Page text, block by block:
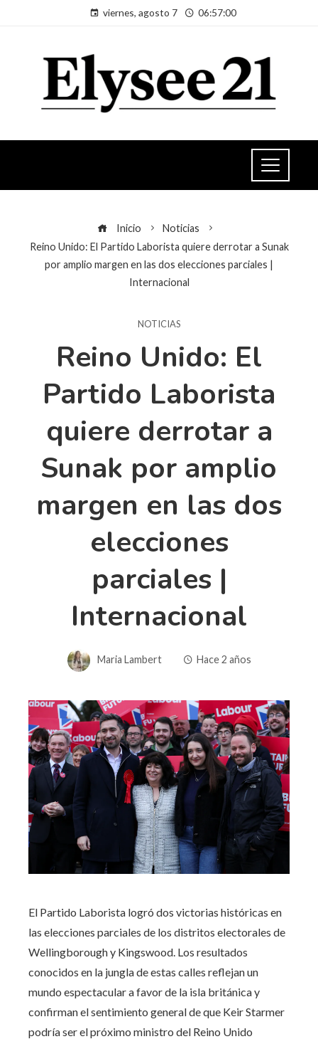
viernes, agosto 7 06:57:01
Inicio
Noticias
Reino Unido: El Partido Laborista quiere derrotar a Sunak
por amplio margen en las dos elecciones parciales |
Internacional
NOTICIAS
Reino Unido: El
Partido Laborista
quiere derrotar a
Sunak por amplio
margen en las dos
elecciones
parciales |
Internacional
Maria Lambert Hace 2 años
El Partido Laborista logró dos victorias históricas en
las elecciones parciales de los distritos electorales de
Wellingborough y Kingswood. Los resultados
conocidos en la jungla de estas calles reflejan un
mundo espectacular a favor de la isla británica y
confirman el sentimiento general de que Keir Starmer
podría ser el próximo ministro del Reino Unido